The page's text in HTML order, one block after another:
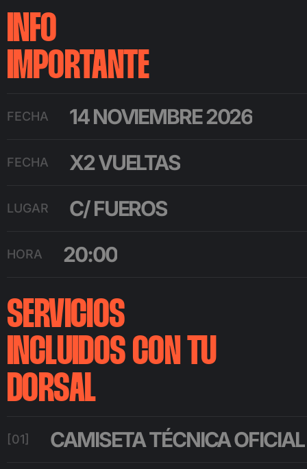
INFO
IMPORTANTE
FECHA 14 NOVIEMBRE 2026
FECHA X2 VUELTAS
LUGAR C/ FUEROS
HORA 20:00
SERVICIOS
INCLUIDOS CON TU
DORSAL
[01] CAMISETA TÉCNICA OFICIAL